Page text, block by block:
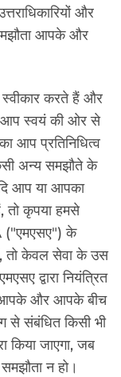
और
आपके और
करते हैं और
आप स्वयं की ओर से
आप प्रतिनिधित्व
अन्य समझौते के
आप या आपका
तो कृपया हमसे
("एमएसए") के
तो केवल सेवा के उस
द्वारा नियंत्रित
आपके और आपके बीच
से संबंधित किसी भी
किया जाएगा, जब
न हो।